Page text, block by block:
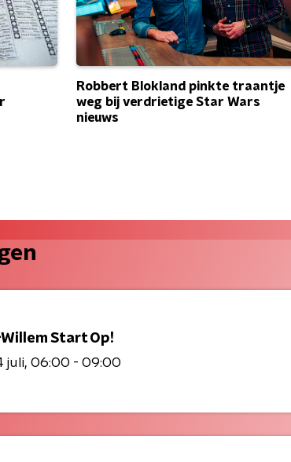
Robbert Blokland pinkte traantje
weg bij verdrietige Star Wars
nieuws
Start Op!
juli 06:00 - 09:00